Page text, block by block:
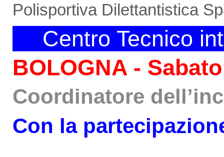
Polisportiva Dilettantistica
Centro Tecnico
BOLOGNA -
Coordinatore
Con la